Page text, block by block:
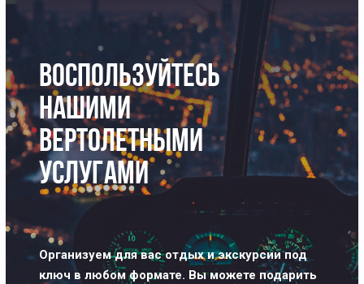
ВОСПОЛЬЗУЙТЕСЬ
НАШИМИ
ВЕРТОЛЕТНЫМИ
УСЛУГАМИ
Организуем для вас отдых и экскурсии под
ключ в любом формате. Вы можете подарить